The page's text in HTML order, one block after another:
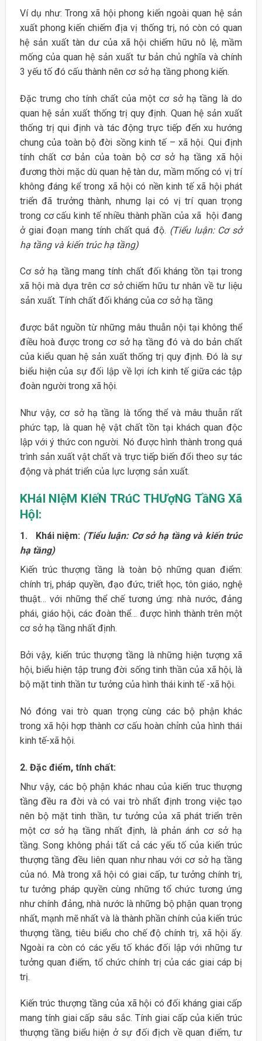
Ví dụ như: Trong xã hội phong kiến ngoài quan hệ sản
xuất phong kiến chiếm địa vị thống trị, nó còn có quan
hệ sản xuất tàn dư của xã hội chiếm hữu nô lệ, mầm
mống của quan hệ sản xuất tư bản chủ nghĩa và chính
3 yếu tố đó cấu thành nên cơ sở hạ tầng phong kiến.
Đặc trưng cho tính chất của một cơ sở hạ tầng là do
quan hệ sản xuất thống trị quy định. Quan hệ sản xuất
thống trị qui định và tác động trực tiếp đến xu hướng
chung của toàn bộ đời sồng kinh tế – xã hội. Qui định
tính chất cơ bản của toàn bộ cơ sở hạ tầng xã hội
đương thời mặc dù quan hệ tàn dư, mầm mống có vị trí
không đáng kể trong xã hội có nền kinh tế xã hội phát
triển đã trưởng thành, nhưng lại có vị trí quan trọng
trong cơ cấu kinh tế nhiều thành phần của xã hội đang
ở giai đoạn mang tính chất quá độ. (Tiểu luận: Cơ sở
hạ tầng và kiến trúc hạ tầng)
Cơ sở hạ tầng mang tính chất đối kháng tồn tại trong
xã hội mà dựa trên cơ sở chiếm hữu tư nhân về tư liệu
sản xuất. Tính chất đối kháng của cơ sở hạ tầng
được bắt nguồn từ những mâu thuẫn nội tại không thể
điều hoà được trong cơ sở hạ tầng đó và do bản chất
của kiểu quan hệ sản xuất thống trị quy định. Đó là sự
biểu hiện của sự đối lập về lợi ích kinh tế giữa các tập
đoàn người trong xã hội.
Như vậy, cơ sở hạ tầng là tổng thể và mâu thuẫn rất
phức tạp, là quan hệ vật chất tồn tại khách quan độc
lập với ý thức con người. Nó được hình thành trong quá
trình sản xuất vật chất và trực tiếp biến đổi theo sự tác
động và phát triển của lực lượng sản xuất.
KHáI NIệM KIếN TRúC THƯợNG TầNG Xã
HộI:
1. Khái niệm: (Tiểu luận: Cơ sở hạ tầng và kiến trúc
hạ tầng)
Kiến trúc thượng tầng là toàn bộ những quan điểm:
chính trị, pháp quyền, đạo đức, triết học, tôn giáo, nghệ
thuật… với những thể chế tương ứng: nhà nước, đảng
phái, giáo hội, các đoàn thể… được hình thành trên một
cơ sở hạ tầng nhất định.
Bởi vậy, kiến trúc thượng tầng là những hiện tượng xã
hội, biểu hiện tập trung đời sống tinh thần của xã hội, là
bộ mặt tinh thần tư tưởng của hình thái kinh tế -xã hội.
Nó đóng vai trò quan trọng cùng các bộ phận khác
trong xã hội hợp thành cơ cấu hoàn chỉnh của hình thái
kinh tế-xã hội.
2. Đặc điểm, tính chất:
Như vậy, các bộ phận khác nhau của kiến truc thượng
tầng đều ra đời và có vai trò nhất định trong việc tạo
nên bộ mặt tinh thần, tư tưởng của xã phát triển trên
một cơ sở hạ tầng nhất định, là phản ánh cơ sở hạ
tầng. Song không phải tất cả các yếu tố của kiến trúc
thượng tầng đều liên quan như nhau với cơ sở hạ tầng
của nó. Mà trong xã hội có giai cấp, tư tưởng chính trị,
tư tưởng pháp quyền cùng những tổ chức tương ứng
như chính đảng, nhà nước là những bộ phận quan trọng
nhất, mạnh mẽ nhất và là thành phần chính của kiến trúc
thượng tầng, tiêu biểu cho chế độ chính trị, xã hội ấy.
Ngoài ra còn có các yếu tố khác đối lập với những tư
tưởng quan điểm, tổ chức chính trị của các giai cáp bị
trị.
Kiến trúc thượng tầng của xã hội có đối kháng giai cấp
mang tính giai cấp sâu sắc. Tính giai cấp của kiến trúc
thượng tầng biểu hiện ở sự đối địch về quan điểm, tư